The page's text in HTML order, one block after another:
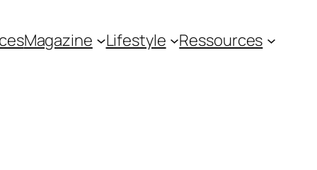
Magazine Lifestyle Ressources